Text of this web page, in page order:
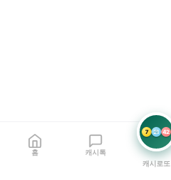
홈 캐시톡
7 21 42
캐시로또